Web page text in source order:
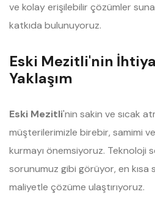
ve kolay erişilebilir çözümler
katkıda bulunuyoruz.
Eski Mezitli'nin
Yaklaşım
Eski Mezitli'nin sakin ve sıcak
müşterilerimizle birebir, samimi
kurmayı önemsiyoruz. Teknoloji
sorunumuz gibi görüyor, en kısa
maliyetle çözüme ulaştırıyoruz.